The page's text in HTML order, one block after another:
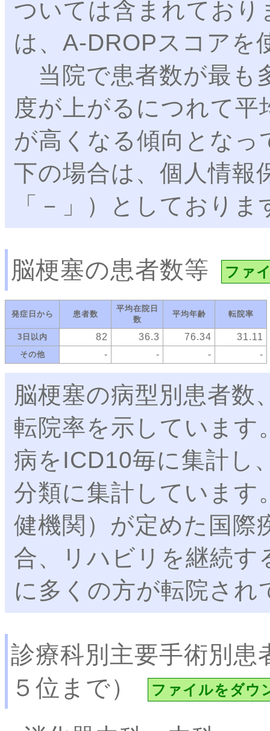
ついては含まれており
は、A-DROPスコアを
当院で患者数が最も
度が上がるにつれて平
が高くなる傾向とな
下の場合は、個人情報
「－」）としておりま
脳梗塞の患者数等 ファ
発症日から 患者数
平均在院日
数
平均年齢 転院率
3日以内 82 36.3 76.34 31.11
その他 - - - -
脳梗塞の病型別患者数
転院率を示しています
病をICD10毎に集計し
分類に集計しています
健機関）が定めた国際
合、リハビリを継続す
に多くの方が転院され
診療科別主要手術別患
５位まで）
ファイルをダウ